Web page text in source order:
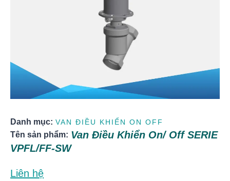
Danh mục: VAN ĐIỀU KHIỂN ON OFF
Tên sản phẩm: Van Điều Khiển On/ Off SERIE
VPFL/FF-SW
Liên hệ